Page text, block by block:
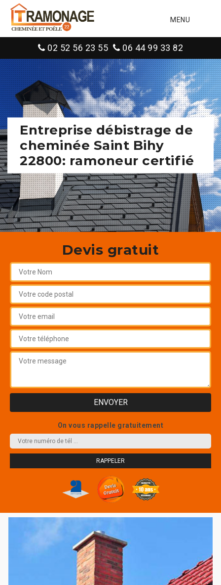
MENU
02 52 56 23 55 06 44 99 33 82
Entreprise débistrage de
cheminée Saint Bihy
22800: ramoneur certifié
Devis gratuit
On vous rappelle gratuitement